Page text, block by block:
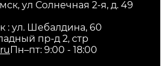
ул Солнечная 2-я, д. 49
: ул. Шебалдина, 60
пр-д 2, стр
Пн–пт: 9:00 - 18:00